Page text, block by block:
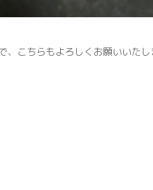
、こちらもよろしくお願いいた